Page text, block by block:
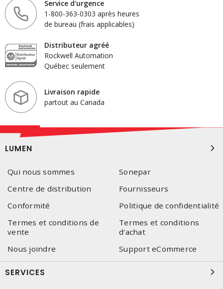
Service d'urgence
1-800-363-0303 après heures
de bureau (frais applicables)
Distributeur agréé
Rockwell Automation
Québec seulement
Livraison rapide
partout au Canada
LUMEN
Qui nous sommes
Sonepar
Centre de distribution
Fournisseurs
Conformité
Politique de confidentialité
Termes et conditions de
vente
Termes et conditions
d'achat
Nous joindre
Support eCommerce
SERVICES